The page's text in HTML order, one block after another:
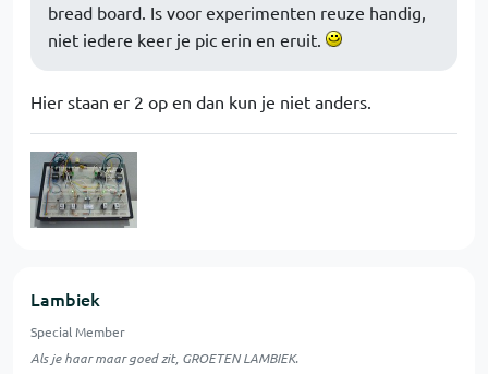
bread board. Is voor experimenten reuze handig,
niet iedere keer je pic erin en eruit.
Hier staan er 2 op en dan kun je niet anders.
Lambiek
Special Member
Als je haar maar goed zit, GROETEN LAMBIEK.